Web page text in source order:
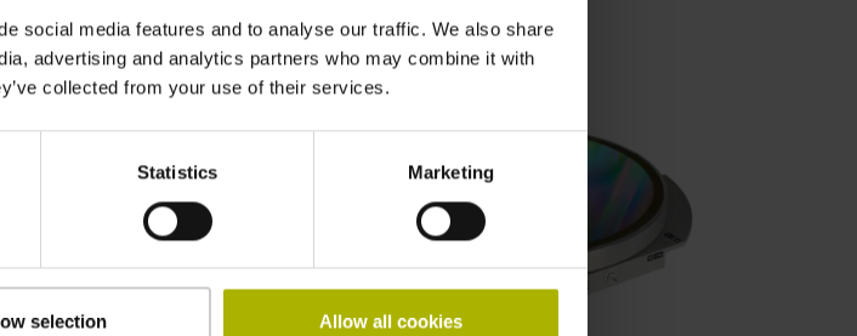
social media features and to analyse our traffic. We also share
advertising and analytics partners who may combine it with
collected from your use of their services.
Statistics Marketing
selection Allow all cookies